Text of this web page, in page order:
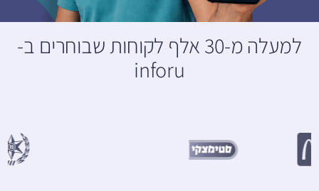
למעלה מ-30 אלף לקוחות שבוחרים ב-
inforu